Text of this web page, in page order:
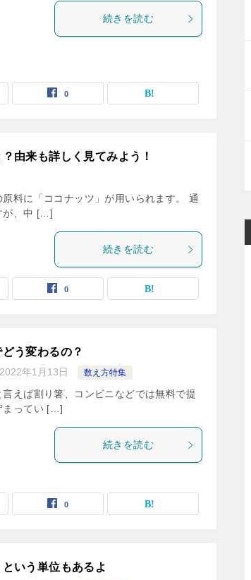
続きを読む
0
由来も詳しく見てみよう！
料に「ココナッツ」が用いられます。 通
が、中 […]
続きを読む
0
う変わるの？
2022年1月13日 数え方特集
えば割り箸、コンビニなどでは無料で提
まってい […]
続きを読む
0
いう単位もあるよ